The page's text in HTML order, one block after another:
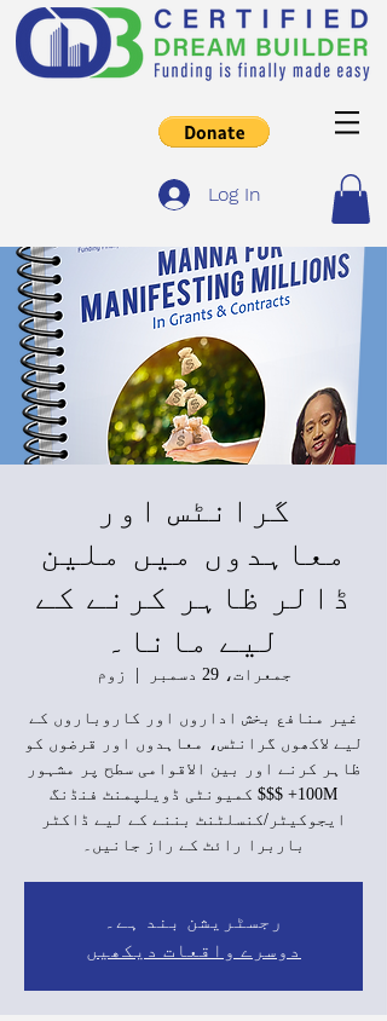
Log In
گرانٹس اور
معاہدوں میں ملین
ڈالر ظاہر کرنے کے
لیے مانا۔
جمعرات، 29 دسمبر
  |
زوم
غیر منافع بخش اداروں اور کاروباروں کے
لیے لاکھوں گرانٹس، معاہدوں اور قرضوں کو
ظاہر کرنے اور بین الاقوامی سطح پر مشہور
100M+ $$$ کمیونٹی ڈویلپمنٹ فنڈنگ
ایجوکیٹر/کنسلٹنٹ بننے کے لیے ڈاکٹر
باربرا رائٹ کے راز جانیں۔
رجسٹریشن بند ہے۔
دوسرے واقعات دیکھیں